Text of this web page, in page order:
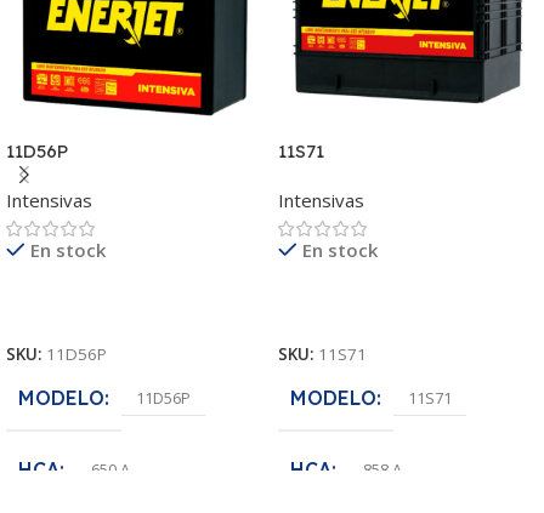
11D56P
Intensivas
En stock
SKU: 11D56P
MODELO 11D56P
HCA 650 A
11S71
Intensivas
En stock
SKU: 11S71
MODELO 11S71
HCA 858 A